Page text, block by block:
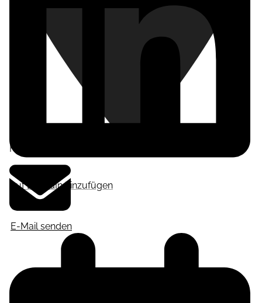
Auf LinkedIn hinzufügen
Frankfurt am Main
E-Mail senden